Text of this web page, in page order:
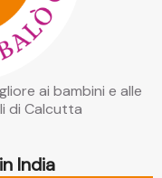
ai bambini e alle
di Calcutta
India